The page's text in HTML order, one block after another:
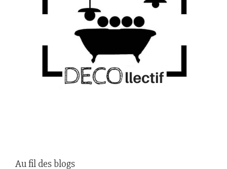
Au fil des blogs